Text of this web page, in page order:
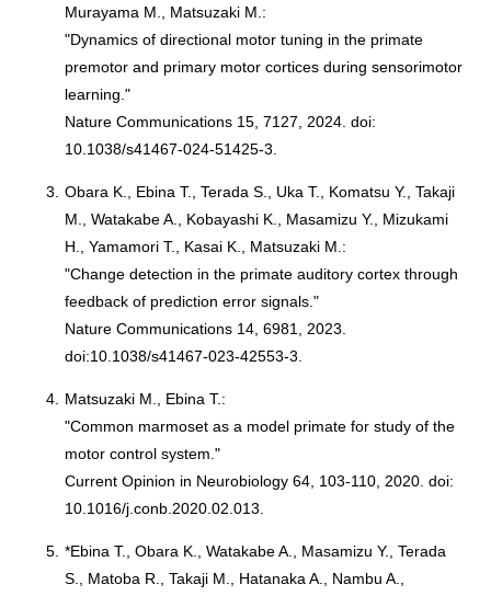
Murayama M., Matsuzaki M.:
"Dynamics of directional motor tuning in the primate
premotor and primary motor cortices during sensorimotor
learning."
Nature Communications 15, 7127, 2024. doi:
10.1038/s41467-024-51425-3.
3.
Obara K., Ebina T., Terada S., Uka T., Komatsu Y., Takaji
M., Watakabe A., Kobayashi K., Masamizu Y., Mizukami
H., Yamamori T., Kasai K., Matsuzaki M.:
"Change detection in the primate auditory cortex through
feedback of prediction error signals."
Nature Communications 14, 6981, 2023.
doi:10.1038/s41467-023-42553-3.
4.
Matsuzaki M., Ebina T.:
"Common marmoset as a model primate for study of the
motor control system."
Current Opinion in Neurobiology 64, 103-110, 2020. doi:
10.1016/j.conb.2020.02.013.
5. *Ebina T., Obara K., Watakabe A., Masamizu Y., Terada
S., Matoba R., Takaji M., Hatanaka A., Nambu A.,